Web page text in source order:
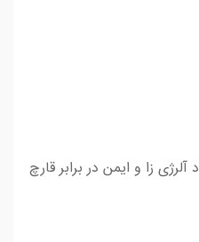
آلرژی زا و ایمن در برابر قارچ